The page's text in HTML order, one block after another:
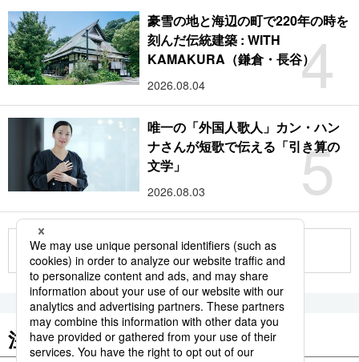
4
豪雪の地と海辺の町で220年の時を
刻んだ伝統建築 : WITH
KAMAKURA（鎌倉・長谷）
2026.08.04
5
唯一の「外国人歌人」カン・ハン
ナさんが短歌で伝える「引き算の
文学」
2026.08.03
もっと見る
注目のキーワード